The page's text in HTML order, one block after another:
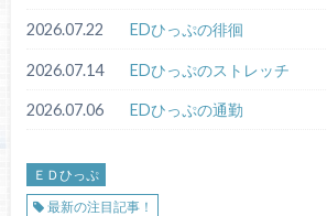
2026.07.22 EDひっぷの徘徊
2026.07.14 EDひっぷのストレッチ
2026.07.06 EDひっぷの通勤
ＥＤひっぷ
最新の注目記事！